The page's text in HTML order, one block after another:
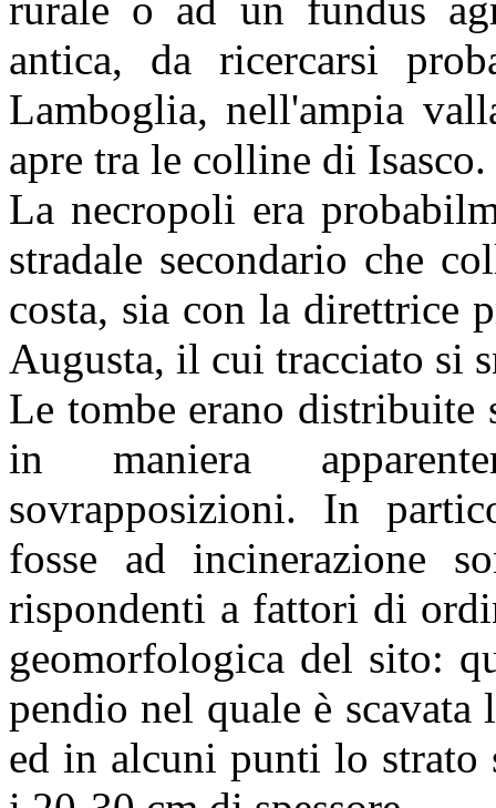
antica, da ricercarsi
Lamboglia, nell'ampia
apre tra le colline di Isasco.
La necropoli era
stradale secondario che
costa, sia con la direttrice
Augusta, il cui tracciato si
Le tombe erano distribuite
in maniera
sovrapposizioni. In
fosse ad incinerazione
rispondenti a fattori di
geomorfologica del sito:
pendio nel quale è
ed in alcuni punti lo strato